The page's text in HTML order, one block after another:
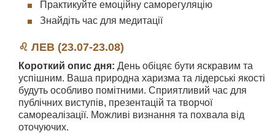
Практикуйте емоційну саморегуляцію
Знайдіть час для медитації
♌ ЛЕВ (23.07-23.08)
Короткий опис дня: День обіцяє бути яскравим та
успішним. Ваша природна харизма та лідерські якості
будуть особливо помітними. Сприятливий час для
публічних виступів, презентацій та творчої
самореалізації. Можливі визнання та похвала від
оточуючих.